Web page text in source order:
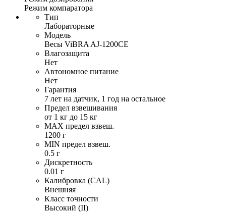
Режим компаратора
Тип
Лабораторные
Модель
Весы ViBRA AJ-1200CE
Влагозащита
Нет
Автономное питание
Нет
Гарантия
7 лет на датчик, 1 год на остальное
Предел взвешивания
от 1 кг до 15 кг
MAX предел взвеш.
1200 г
MIN предел взвеш.
0.5 г
Дискретность
0.01 г
Калибровка (CAL)
Внешняя
Класс точности
Высокий (II)